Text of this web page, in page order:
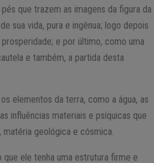
que trazem as imagens da figura da
sua vida, pura e ingênua; logo depois
e por último, como uma
e também, a partida desta
elementos da terra, como a água, as
influências materiais e psíquicas que
geológica e cósmica.
ele tenha uma estrutura firme e